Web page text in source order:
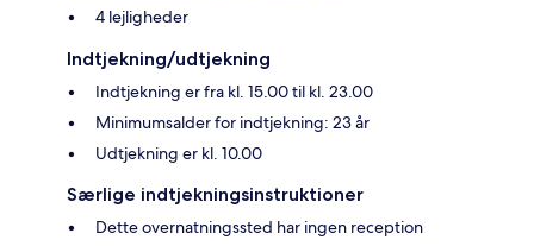
4 lejligheder
Indtjekning/udtjekning
Indtjekning er fra kl. 15.00 til kl. 23.00
Minimumsalder for indtjekning: 23 år
Udtjekning er kl. 10.00
Særlige indtjekningsinstruktioner
Dette overnatningssted har ingen reception